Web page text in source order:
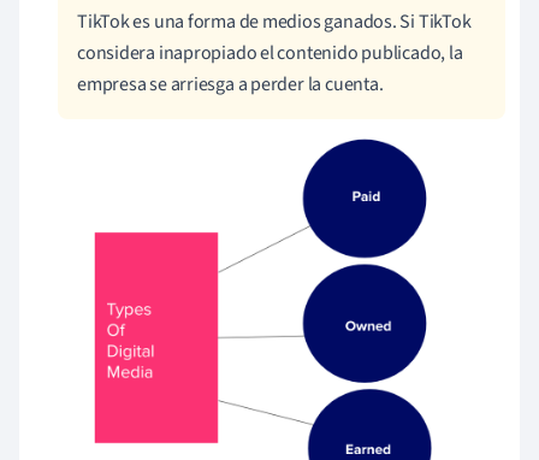
TikTok es una forma de medios ganados. Si TikTok
considera inapropiado el contenido publicado, la
empresa se arriesga a perder la cuenta.